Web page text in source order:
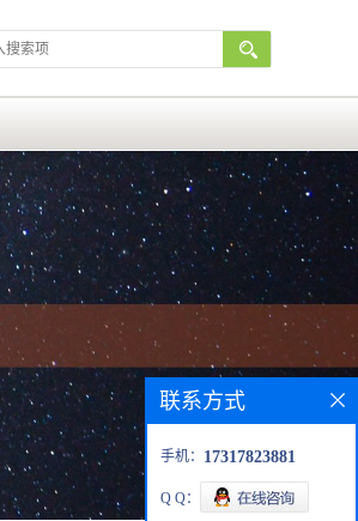
联系方式
手机： 17317823881
Q Q：